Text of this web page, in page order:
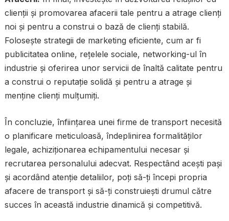
clienții și promovarea afacerii tale pentru a atrage clienți
noi și pentru a construi o bază de clienți stabilă.
Folosește strategii de marketing eficiente, cum ar fi
publicitatea online, rețelele sociale, networking-ul în
industrie și oferirea unor servicii de înaltă calitate pentru
a construi o reputație solidă și pentru a atrage și
menține clienți mulțumiți.
În concluzie, înființarea unei firme de transport necesită
o planificare meticuloasă, îndeplinirea formalităților
legale, achiziționarea echipamentului necesar și
recrutarea personalului adecvat. Respectând acești pași
și acordând atenție detaliilor, poți să-ți începi propria
afacere de transport și să-ți construiești drumul către
succes în această industrie dinamică și competitivă.